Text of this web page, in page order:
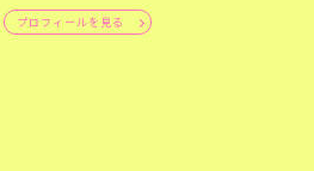
プロフィールを見る